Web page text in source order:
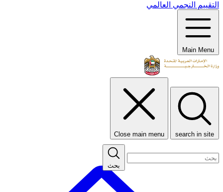
التقييم النجمي العالمي
Main Menu
search in site
Close main menu
بحث